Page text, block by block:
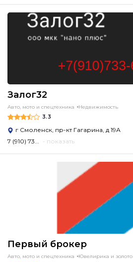
Залог32
Авто, мото и спецтехника Недвижимость
3.3
г Смоленск, пр-кт Гагарина, д 19А
7 (910) 73... - показать
Первый брокер
Авто, мото и спецтехника Ювелирика и золото